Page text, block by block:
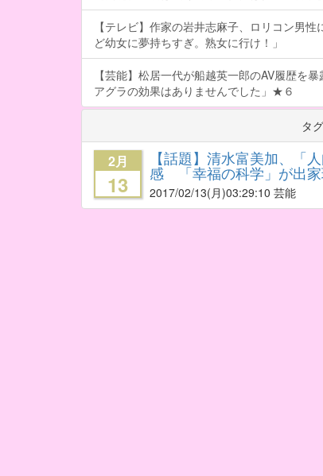
【テレビ】作家の岩井志麻子、ロリコン男
ど幼女に夢持ちすぎ。熟女に行け！」
【芸能】松居一代が船越英一郎のAV履歴を
アグラの効果はありませんでした」★６
タ
2月
13
【話題】清水富美加、「
感 「幸福の科学」が出
2017/02/13(月)03:29:10 芸能